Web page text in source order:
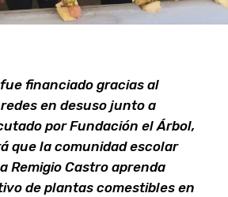
financiado gracias al
en desuso junto a
por Fundación el Árbol,
que la comunidad escolar
Remigio Castro aprenda
de plantas comestibles en